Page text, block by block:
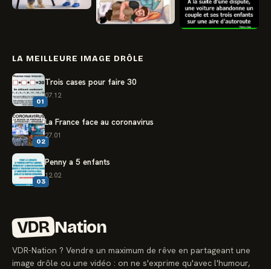
LA MEILLEURE IMAGE DRÔLE
01
Trois cases pour faire 30
07.12
02
La France face au coronavirus
27.01
03
Penny a 5 enfants
12.02
VDR Nation
VDR-Nation ? Vendre un maximum de rêve en partageant une
image drôle ou une vidéo : on ne s'exprime qu'avec l'humour,